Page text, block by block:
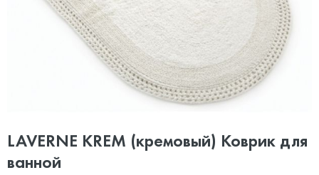
LAVERNE KREM (кремовый) Коврик для
ванной